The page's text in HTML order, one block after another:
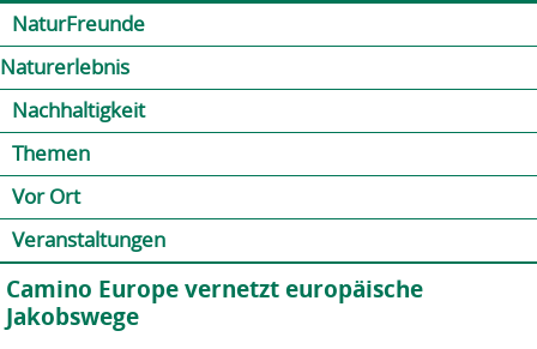
NaturFreunde
Naturerlebnis
Nachhaltigkeit
Themen
Vor Ort
Veranstaltungen
Camino Europe vernetzt europäische
Jakobswege